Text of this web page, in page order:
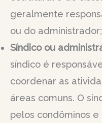
geralmente
ou do administrador;
Síndico ou
síndico é
coordenar as
áreas comuns. O
pelos condôminos